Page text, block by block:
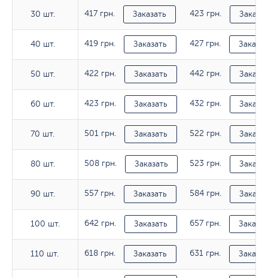
30 шт.
40 шт.
50 шт.
60 шт.
70 шт.
80 шт.
90 шт.
100 шт.
110 шт.
30 шт. 417 грн. Заказать 423 грн.
40 шт. 419 грн. Заказать 427 грн.
50 шт. 422 грн. Заказать 442 грн.
60 шт. 423 грн. Заказать 432 грн.
70 шт. 501 грн. Заказать 522 грн.
80 шт. 508 грн. Заказать 523 грн.
90 шт. 557 грн. Заказать 584 грн.
100 шт. 642 грн. Заказать 657 грн.
110 шт. 618 грн. Заказать 631 грн.